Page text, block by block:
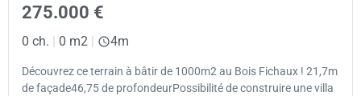
275.000 €
0 ch. 0 m2 4m
Découvrez ce terrain à bâtir de 1000m2 au Bois Fichaux ! 21,7m
de façade46,75 de profondeurPossibilité de construire une villa